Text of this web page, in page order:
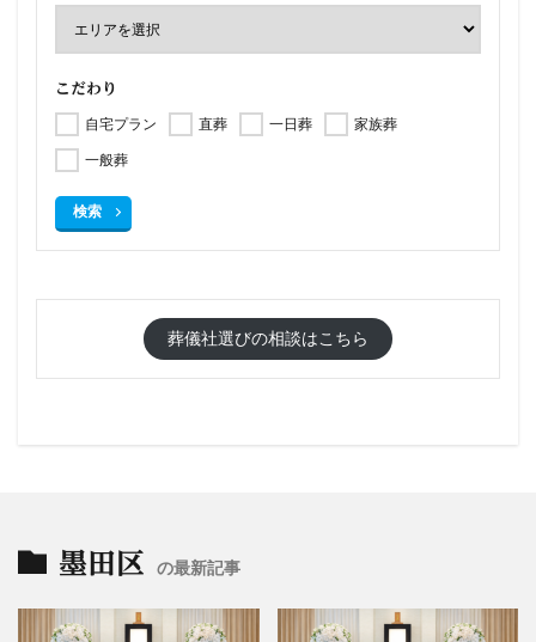
こだわり
自宅プラン 直葬 一日葬
家族葬
一般葬
検索
葬儀社選びの相談はこちら
墨田区 の最新記事